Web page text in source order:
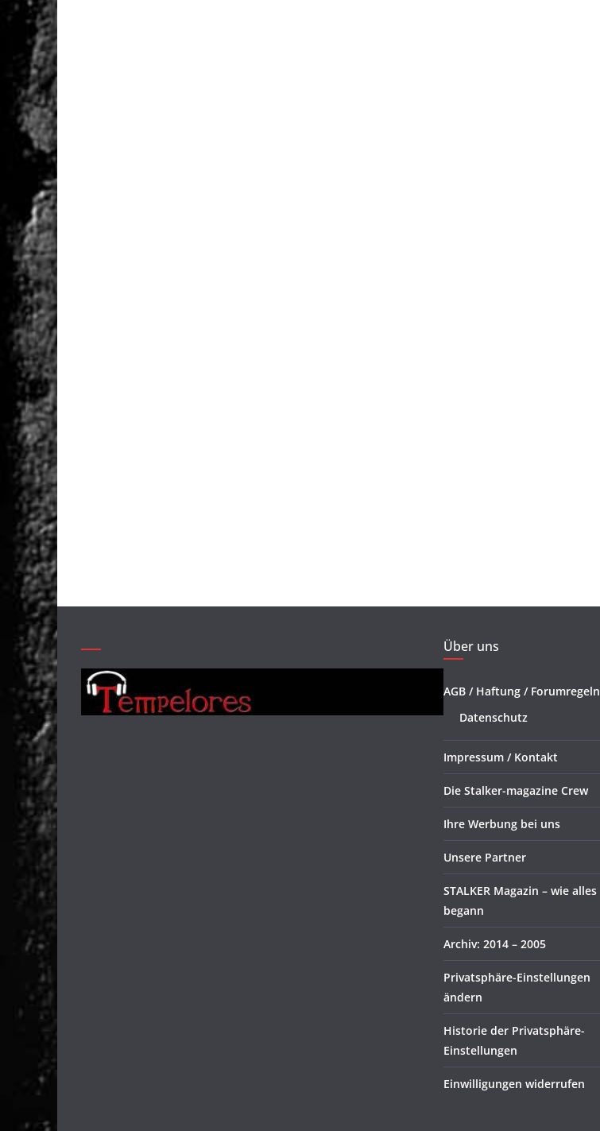
Über uns
AGB / Haftung / Forumregeln
Datenschutz
Impressum / Kontakt
Die Stalker-magazine Crew
Ihre Werbung bei uns
Unsere Partner
STALKER Magazin – wie alles
begann
Archiv: 2014 – 2005
Privatsphäre-Einstellungen
ändern
Historie der Privatsphäre-
Einstellungen
Einwilligungen widerrufen